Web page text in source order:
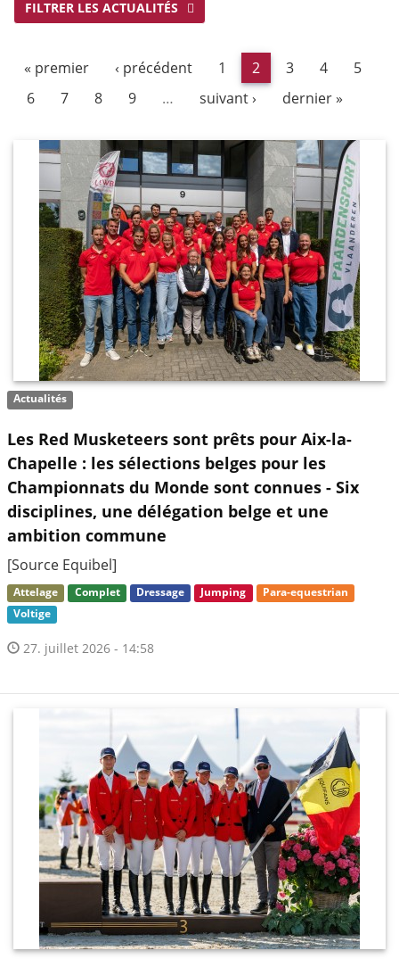
FILTRER LES ACTUALITÉS
« premier ‹ précédent 1 2 3 4
5
6
7 8 9 … suivant › dernier »
Actualités
Les Red Musketeers sont prêts pour Aix-la-
Chapelle : les sélections belges pour les
Championnats du Monde sont connues - Six
disciplines, une délégation belge et une
ambition commune
[Source Equibel]
Attelage Complet Dressage Jumping
Para-equestrian
Voltige
27. juillet 2026 - 14:58